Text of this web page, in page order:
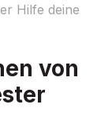
Hilfe deine
von